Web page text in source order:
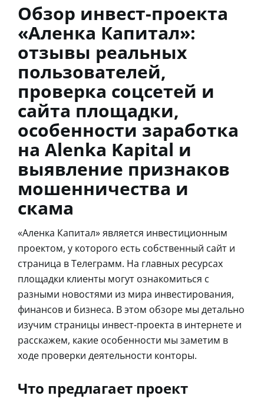
Обзор инвест-проекта
«Аленка Капитал»:
отзывы реальных
пользователей,
проверка соцсетей и
сайта площадки,
особенности заработка
на Alenka Kapital и
выявление признаков
мошенничества и
скама
«Аленка Капитал» является инвестиционным
проектом, у которого есть собственный сайт и
страница в Телеграмм. На главных ресурсах
площадки клиенты могут ознакомиться с
разными новостями из мира инвестирования,
финансов и бизнеса. В этом обзоре мы детально
изучим страницы инвест-проекта в интернете и
расскажем, какие особенности мы заметим в
ходе проверки деятельности конторы.
Что предлагает проект